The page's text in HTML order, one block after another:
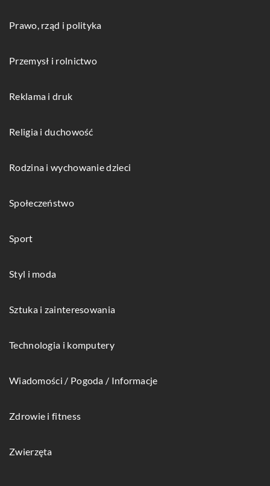
Prawo, rząd i polityka
Przemysł i rolnictwo
Reklama i druk
Religia i duchowość
Rodzina i wychowanie dzieci
Społeczeństwo
Sport
Styl i moda
Sztuka i zainteresowania
Technologia i komputery
Wiadomości / Pogoda / Informacje
Zdrowie i fitness
Zwierzęta